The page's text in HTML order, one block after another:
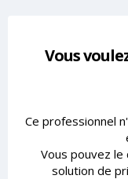
Vous
Ce professionnel
Vous pouvez
solution de